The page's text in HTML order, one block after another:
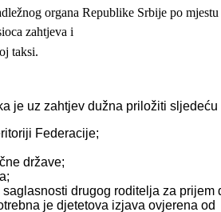
organa Republike Srbije po mjestu
zahtjeva i
taksi.
je uz zahtjev dužna priložiti
Federacije;
države;
drugog roditelja za prijem
je djetetova izjava ovjerena